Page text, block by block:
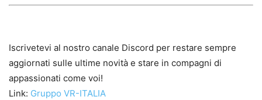
Iscrivetevi al nostro canale Discord per restare sempre
aggiornati sulle ultime novità e stare in compagni di
appassionati come voi!
Link: Gruppo VR-ITALIA